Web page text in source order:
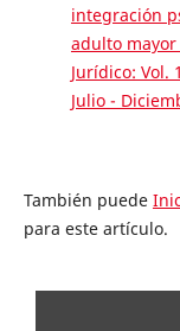
integración
adulto
Jurídico: Vol.
Julio -
También puede
para este artículo.